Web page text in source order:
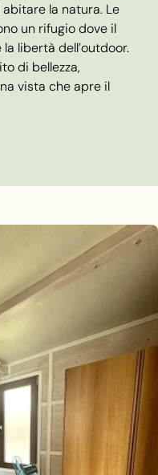
la natura. Le
un rifugio dove il
libertà dell’outdoor.
di bellezza,
vista che apre il